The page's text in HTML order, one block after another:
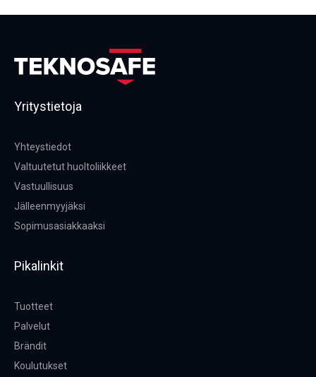
Yritystietoja
Yhteystiedot
Valtuutetut huoltoliikkeet
Vastuullisuus
Jälleenmyyjäksi
Sopimusasiakkaaksi
Pikalinkit
Tuotteet
Palvelut
Brändit
Koulutukset